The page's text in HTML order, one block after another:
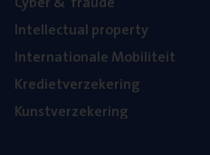
Intel­lec­tu­al property
Inter­na­ti­o­na­le Mobiliteit
Kre­diet­ver­ze­ke­ring
Kunst­ver­ze­ke­ring